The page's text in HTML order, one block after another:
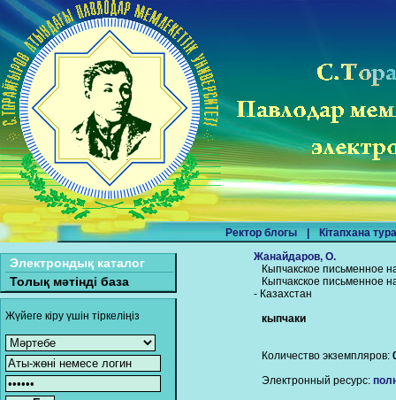
Ректор блогы Кітапхана
Электрондық каталог
Толық мәтінді база
Жүйеге кіру үшін тіркеліңіз
Жанайдаров, О.
Кыпчакское письменное
Кыпчакское письменное
- Казахстан
кыпчаки
Количество экземпляров:
Электронный ресурс: